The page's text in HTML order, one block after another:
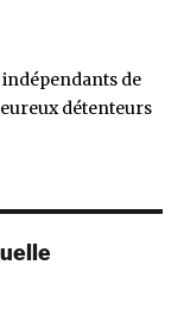
de
détenteurs